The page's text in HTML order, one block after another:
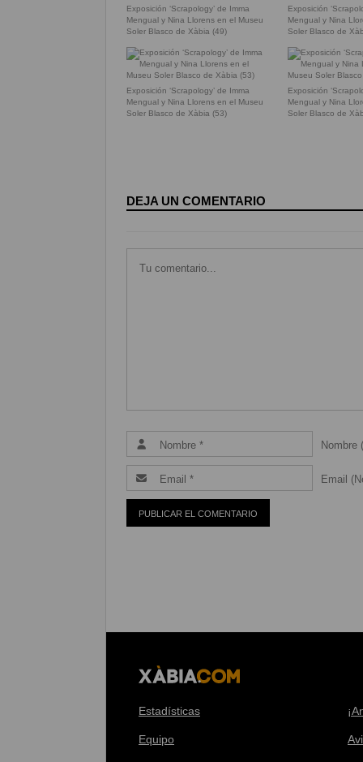
Exposición ‘Scrapology’ de Imma
Mengual y Nina Llorens en el Museu
Soler Blasco de Xàbia (49)
Exposición
Mengual y Nina
Soler Blasco de
Exposición ‘Scrapology’ de Imma
Mengual y Nina Llorens en el Museu
Soler Blasco de Xàbia (53)
Exposición
Mengual y Nina
Soler Blasco de
DEJA UN COMENTARIO
Nombre
Email
Estadísticas
Equipo